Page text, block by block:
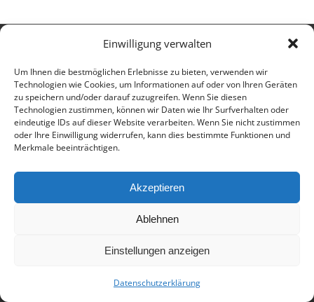
Einwilligung verwalten
Um Ihnen die bestmöglichen Erlebnisse zu bieten, verwenden wir
Technologien wie Cookies, um Informationen auf oder von Ihren Geräten
zu speichern und/oder darauf zuzugreifen. Wenn Sie diesen
Technologien zustimmen, können wir Daten wie Ihr Surfverhalten oder
eindeutige IDs auf dieser Website verarbeiten. Wenn Sie nicht zustimmen
oder Ihre Einwilligung widerrufen, kann dies bestimmte Funktionen und
Merkmale beeinträchtigen.
Akzeptieren
Ablehnen
Einstellungen anzeigen
Datenschutzerklärung
© 2017 - Deutsch-Französisches Internat Freiburg - Realisiert von
Impressum
Datenschutzerklärung